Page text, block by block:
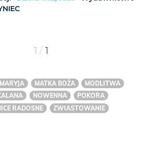
1 / 1
MARYJA MATKA BOŻA
MODLITWA
NOWENNA
POKORA
RADOSNE
ZWIASTOWANIE